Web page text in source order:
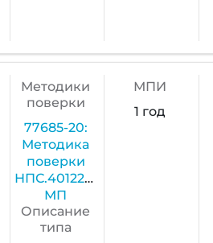
Методики
поверки
77685-20:
Методика
поверки
НПС.401221.001
МП
Описание
типа
МПИ
1 год